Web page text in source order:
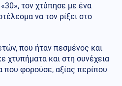
τον χτύπησε με ένα
να τον ρίξει στο
που ήταν πεσμένος και
χτυπήματα και στη συνέχεια
που φορούσε, αξίας περίπου